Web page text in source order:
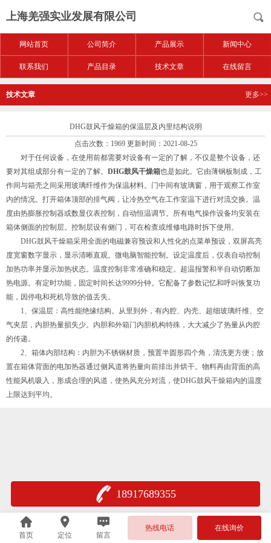
上海羌强实业发展有限公司
网站首页 公司简介 产品展示 新闻中心
联系我们 产品目录 技术文章 在线留言
技术文章 更多>>
DHG鼓风干燥箱的保温层及内里结构说明
点击次数：1969 更新时间：2021-08-25
对于任何设备，在使用前都需要对设备有一定的了解，不仅是整个设备，还
要对其组成部分有一定的了解。 DHG鼓风干燥箱也是如此。它由薄钢板制成，工
作间与箱壳之间采用玻璃纤维作为保温材料。门中间有玻璃窗，用于观察工作室
内的情况。打开箱体顶部的排气阀，让冷热空气在工作室温下进行对流交换。温
度由热膨胀控制器或数显仪表控制，自动恒温调节。所有电气操作设备均安装在
箱体侧面的控制层。控制层设有侧门，可在检查或维修电路时拆下使用。
DHG鼓风干燥箱采用全面的电磁兼容预设和人性化的点菜单预设，双屏高亮
度宽窗数字显示，显示清晰直观。微电脑智能控制。设定温度后，仪表自动控制
加热功率并显示加热状态。温度控制非常准确和稳定。超温报警和半自动切断加
热电源。有定时功能，固定时间长达9999分钟。它配备了参数记忆和呼叫恢复功
能，因停电和死机导致的值丢失。
1、保温层：高性能绝缘结构。从里到外，有内腔、内壳、超细玻璃纤维、空
气夹层，内胆热量损失少。内胆和外箱门内胆机构特殊，大大减少了热量从内腔
的传递。
2、箱体内部结构：内胆为不锈钢材质，预置半圆形四个角，清洗更方便；放
置在箱体背面的电加热器通过侧风道将热量向前排出并烘干。物料再由背面的高
性能风机吸入，形成合理的风道，使热风充分对流，使DHG鼓风干燥箱内的温度
上限达到平均。
18917689355
首页 定位 留言
热线电话 在线询价